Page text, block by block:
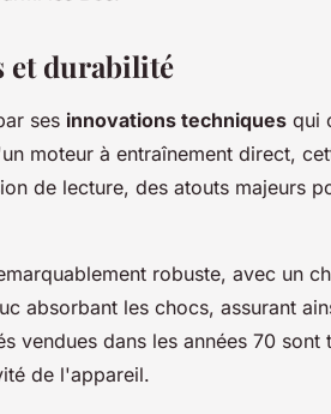
et durabilité
ses innovations techniques qui
moteur à entraînement direct,
de lecture, des atouts majeurs
robuste, avec un
absorbant les chocs, assurant
vendues dans les années 70 sont
de l'appareil.